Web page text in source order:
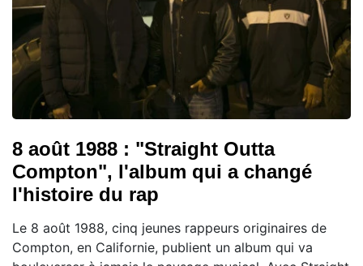
8 août 1988 : "Straight Outta
Compton", l'album qui a changé
l'histoire du rap
Le 8 août 1988, cinq jeunes rappeurs originaires de
Compton, en Californie, publient un album qui va